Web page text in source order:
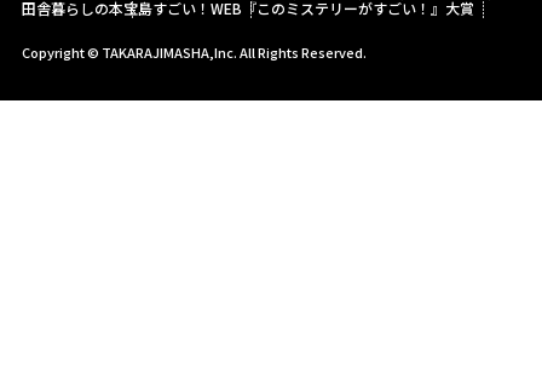
田舎暮らしの本宝島すごい！WEB 『このミステリーがすごい！』大賞
Copyright © TAKARAJIMASHA,Inc. All Rights Reserved.